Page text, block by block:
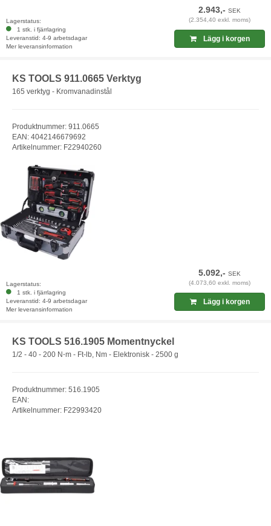
Lagerstatus:
1 stk. i fjärrlagring
Leveranstid: 4-9 arbetsdagar
Mer leveransinformation
2.943,-SEK
(2.354,40 exkl. moms)
Lägg i korgen
KS TOOLS 911.0665 Verktyg
165 verktyg - Kromvanadinstål
Produktnummer: 911.0665
EAN: 4042146679692
Artikelnummer: F22940260
Lagerstatus:
1 stk. i fjärrlagring
Leveranstid: 4-9 arbetsdagar
Mer leveransinformation
5.092,-SEK
(4.073,60 exkl. moms)
Lägg i korgen
KS TOOLS 516.1905 Momentnyckel
1/2 - 40 - 200 N⋅m - Ft-lb, Nm - Elektronisk - 2500 g
Produktnummer: 516.1905
EAN:
Artikelnummer: F22993420